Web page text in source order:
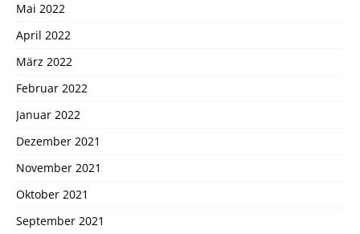
Mai 2022
April 2022
März 2022
Februar 2022
Januar 2022
Dezember 2021
November 2021
Oktober 2021
September 2021